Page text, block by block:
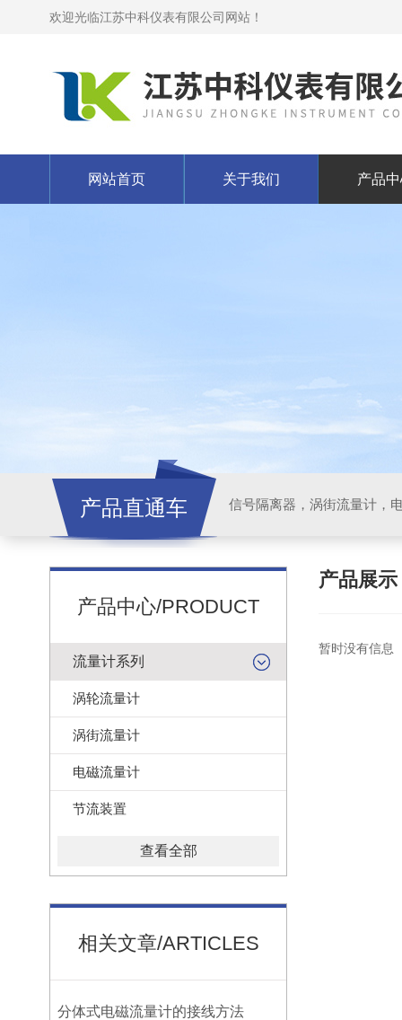
欢迎光临江苏中科仪表有限公司网站！
网站首页 关于我们 产品
产品直通车 信号隔离器，涡街流量计，
产品中心/PRODUCT
流量计系列
涡轮流量计
涡街流量计
电磁流量计
节流装置
查看全部
相关文章/ARTICLES
分体式电磁流量计的接线方法
产品展示
暂时没有信息